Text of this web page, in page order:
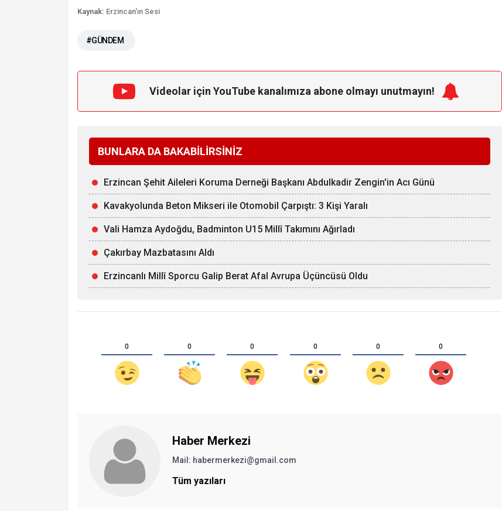
Kaynak: Erzincan'ın Sesi
#GÜNDEM
Videolar için YouTube kanalımıza abone olmayı unutmayın!
BUNLARA DA BAKABİLİRSİNİZ
Erzincan Şehit Aileleri Koruma Derneği Başkanı Abdulkadir Zengin'in Acı Günü
Kavakyolunda Beton Mikseri ile Otomobil Çarpıştı: 3 Kişi Yaralı
Vali Hamza Aydoğdu, Badminton U15 Millî Takımını Ağırladı
Çakırbay Mazbatasını Aldı
Erzincanlı Millî Sporcu Galip Berat Afal Avrupa Üçüncüsü Oldu
0 0 0 0 0 0
Haber Merkezi
Mail: habermerkezi@gmail.com
Tüm yazıları